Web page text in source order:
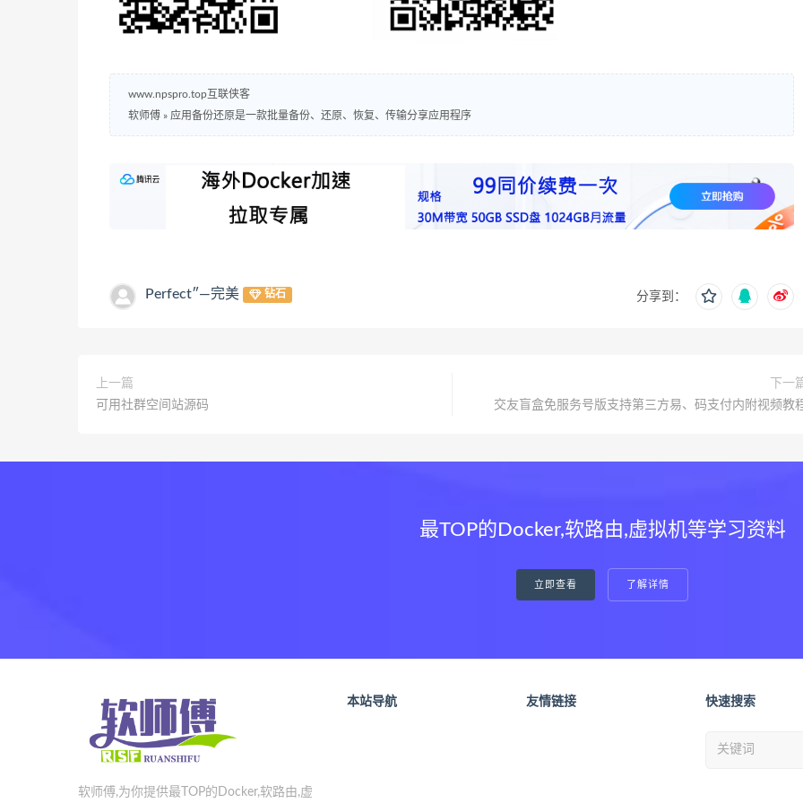
www.npspro.top互联侠客
软师傅 » 应用备份还原是一款批量备份、还原、恢复、传输分享应用程序
Perfect″—完美 钻石 分享到：
上一篇
可用社群空间站源码
下一
交友盲盒免服务号版支持第三方易、码支付内附视频教
最TOP的Docker,软路由,虚拟机等学习资料
立即查看 了解详情
软师傅,为你提供最TOP的Docker,软路由,虚
本站导航 友情链接 快速搜索